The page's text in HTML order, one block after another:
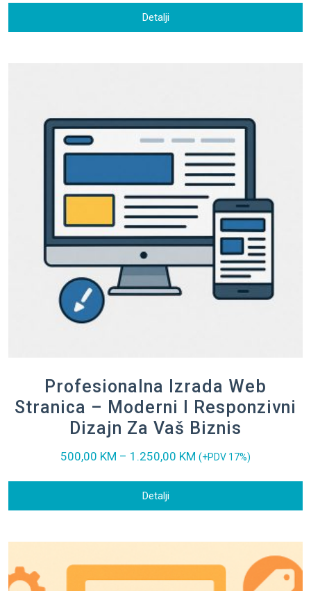
Detalji
Profesionalna Izrada Web
Stranica – Moderni I Responzivni
Dizajn Za Vaš Biznis
500,00 KM – 1.250,00 KM (+PDV 17%)
Detalji